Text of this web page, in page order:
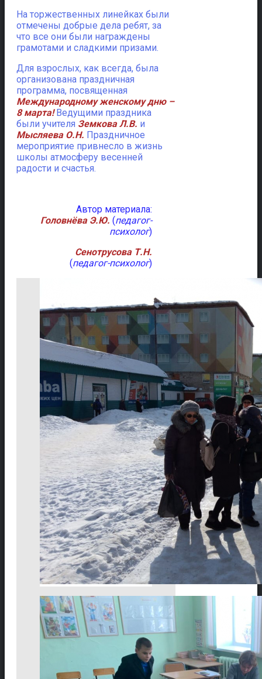
На торжественных линейках были
отмечены добрые дела ребят, за
что все они были награждены
грамотами и сладкими призами.
Для взрослых, как всегда, была
организована праздничная
программа, посвященная
Международному женскому дню –
8 марта!Ведущими праздника
были учителя Земкова Л.В. и
Мысляева О.Н. Праздничное
мероприятие привнесло в жизнь
школы атмосферу весенней
радости и счастья.
Автор материала:
Головнёва Э.Ю. (педагог-
психолог)
Сенотрусова Т.Н.
(педагог-психолог)